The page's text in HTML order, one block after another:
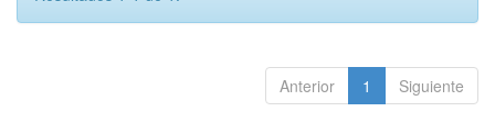
Anterior 1 Siguiente